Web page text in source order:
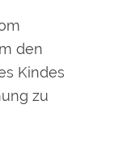
den
Kindes
zu